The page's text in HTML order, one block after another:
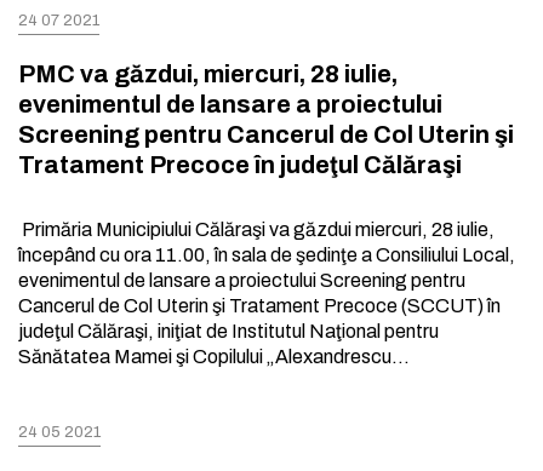
24 07 2021
PMC va găzdui, miercuri, 28 iulie,
evenimentul de lansare a proiectului
Screening pentru Cancerul de Col Uterin şi
Tratament Precoce în judeţul Călăraşi
Primăria Municipiului Călăraşi va găzdui miercuri, 28 iulie,
începând cu ora 11.00, în sala de şedinţe a Consiliului Local,
evenimentul de lansare a proiectului Screening pentru
Cancerul de Col Uterin şi Tratament Precoce (SCCUT) în
judeţul Călăraşi, iniţiat de Institutul Naţional pentru
Sănătatea Mamei şi Copilului „Alexandrescu…
24 05 2021